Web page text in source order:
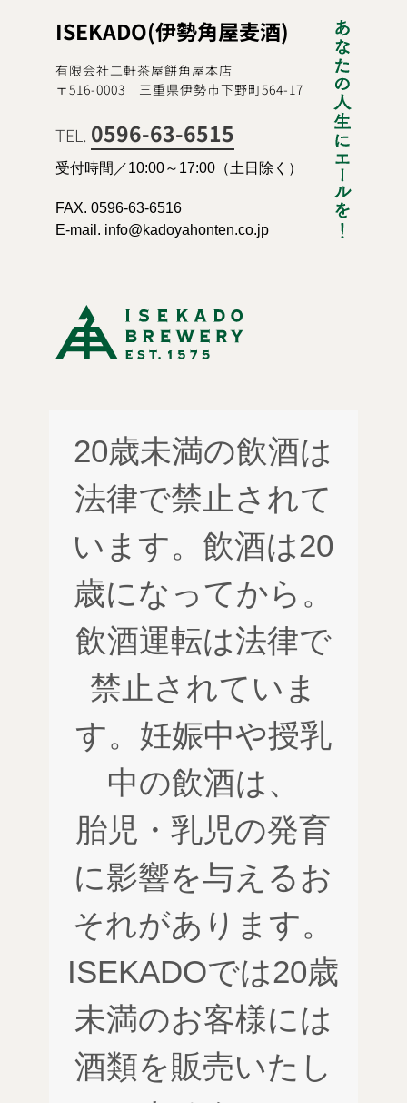
ISEKADO(伊勢角屋麦酒)
有限会社二軒茶屋餅角屋本店
〒516-0003 三重県伊勢市下野町564-17
TEL. 0596-63-6515
受付時間／10:00～17:00（土日除く）
FAX. 0596-63-6516
E-mail. info@kadoyahonten.co.jp
20歳未満の飲酒は
法律で禁止されて
います。飲酒は20
歳になってから。
飲酒運転は法律で
禁止されていま
す。妊娠中や授乳
中の飲酒は、
胎児・乳児の発育
に影響を与えるお
それがあります。
ISEKADOでは20歳
未満のお客様には
酒類を販売いたし